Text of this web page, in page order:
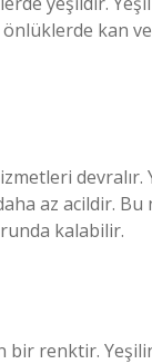
kan
devralır.
az acildir.
kalabilir.
bir renktir.